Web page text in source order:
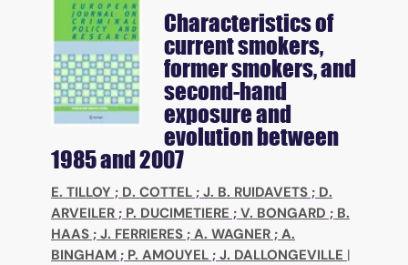
Characteristics of
current smokers,
former smokers, and
second-hand
exposure and
evolution between
1985 and 2007
E. TILLOY ; D. COTTEL ; J. B. RUIDAVETS ; D.
ARVEILER ; P. DUCIMETIERE ; V. BONGARD ; B.
HAAS ; J. FERRIERES ; A. WAGNER ; A.
BINGHAM ; P. AMOUYEL ; J. DALLONGEVILLE |